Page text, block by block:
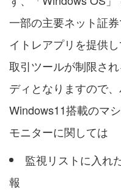
一部の主要ネット証
イトレアプリを提供し
取引ツールが制限さ
ディとなりますので
Windows11搭載のマ
モニターに関しては
監視リストに入れ
報